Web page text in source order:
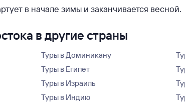
в начале зимы и заканчивается весной.
в другие страны
Туры в Доминикану
Туры в Египет
Туры в Израиль
Туры в Индию